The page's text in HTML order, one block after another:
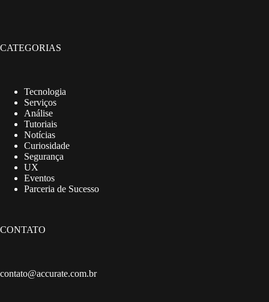
CATEGORIAS
Tecnologia
Serviços
Análise
Tutoriais
Notícias
Curiosidade
Segurança
UX
Eventos
Parceria de Sucesso
CONTATO
contato@accurate.com.br